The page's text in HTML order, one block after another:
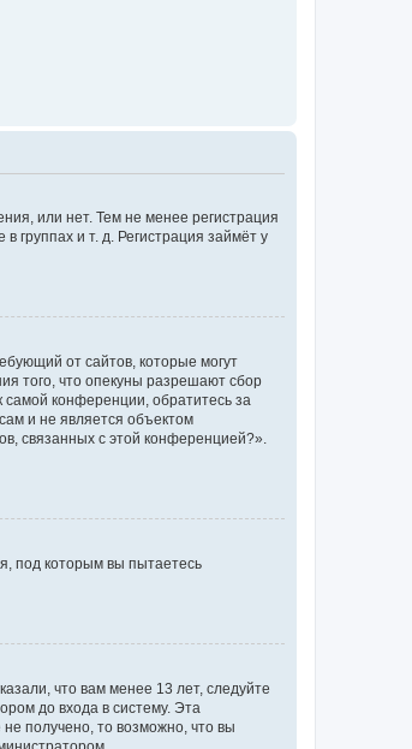
или нет. Тем не менее регистрация
и т. д. Регистрация займёт у
от сайтов, которые могут
того, что опекуны разрешают сбор
конференции, обратитесь за
и не является объектом
связанных с этой конференцией?».
под которым вы пытаетесь
что вам менее 13 лет, следуйте
до входа в систему. Эта
получено, то возможно, что вы